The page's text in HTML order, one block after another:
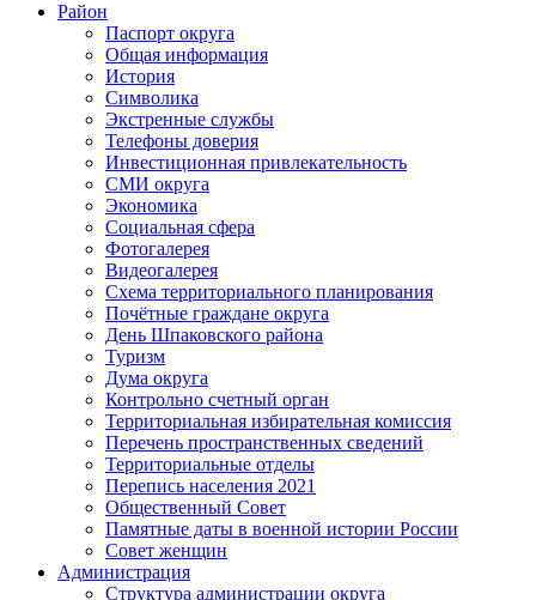
Район
Паспорт округа
Общая информация
История
Символика
Экстренные службы
Телефоны доверия
Инвестиционная привлекательность
СМИ округа
Экономика
Социальная сфера
Фотогалерея
Видеогалерея
Схема территориального планирования
Почётные граждане округа
День Шпаковского района
Туризм
Дума округа
Контрольно счетный орган
Территориальная избирательная комиссия
Перечень пространственных сведений
Территориальные отделы
Перепись населения 2021
Общественный Совет
Памятные даты в военной истории России
Совет женщин
Администрация
Структура администрации округа